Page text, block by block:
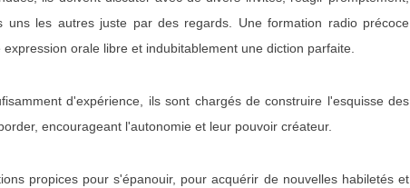
uns les autres juste par des regards. Une formation radio précoce
orale libre et indubitablement une diction parfaite.
d'expérience, ils sont chargés de construire l'esquisse des
encourageant l'autonomie et leur pouvoir créateur.
propices pour s'épanouir, pour acquérir de nouvelles habiletés et